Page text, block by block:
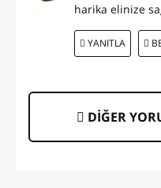
harika elinize
YANITLA
DİĞER